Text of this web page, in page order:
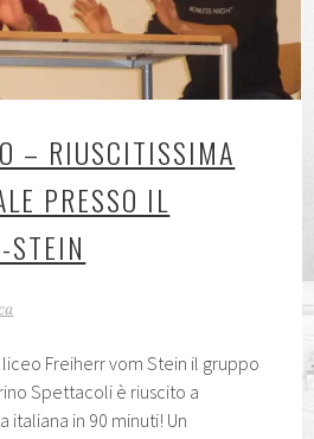
– RIUSCITISSIMA
PRESSO IL
STEIN
Freiherr vom Stein il gruppo
Spettacoli è riuscito a
italiana in 90 minuti! Un